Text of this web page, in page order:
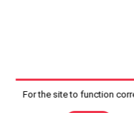
For the site to function